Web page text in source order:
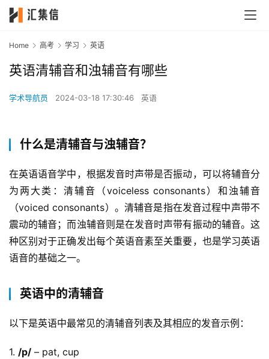
Home 高考 学习 英语
英语清辅音和浊辅音有哪些
学术导航员 2024-03-18 17:30:46 英语
什么是清辅音与浊辅音？
在英语语音学中，根据发音时声带是否振动，可以将辅音分
为两大类：清辅音（voiceless consonants）和浊辅音
（voiced consonants）。清辅音是指在发音过程中声带不
震动的辅音；而浊辅音则是在发音时声带有振动的辅音。这
种区别对于正确发出每个英语音素至关重要，也是学习英语
语音的基础之一。
英语中的清辅音
以下是英语中最常见的清辅音列表及其相应的发音示例：
1. /p/ – pat, cup